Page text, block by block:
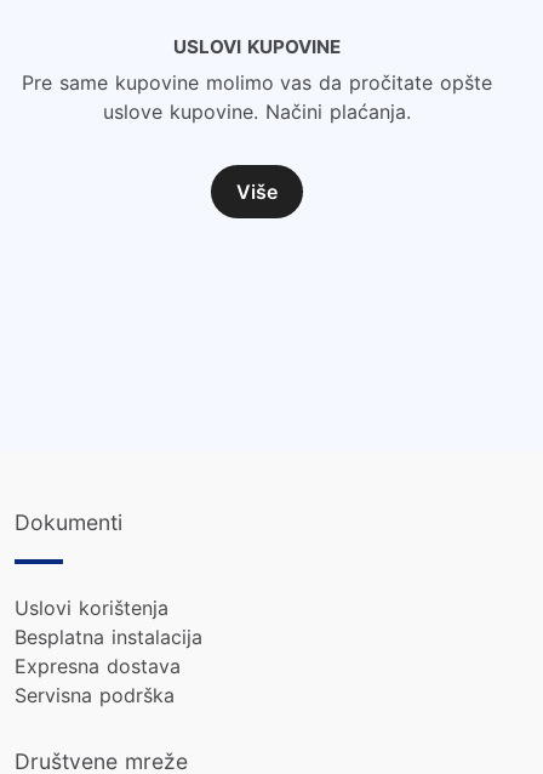
USLOVI KUPOVINE
Pre same kupovine molimo vas da pročitate opšte
uslove kupovine. Načini plaćanja.
Više
Dokumenti
Uslovi korištenja
Besplatna instalacija
Expresna dostava
Servisna podrška
Društvene mreže